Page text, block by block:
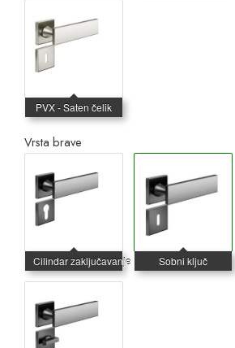
Vrsta brave